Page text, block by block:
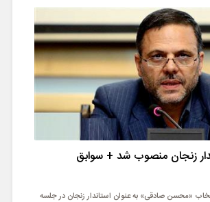
زنجان منصوب شد + سوابق
«محسن صادقی» به عنوان استاندار زنجان در جلسه